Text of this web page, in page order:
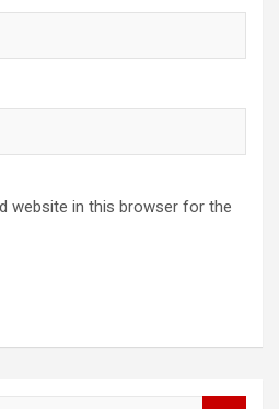
website in this browser for the